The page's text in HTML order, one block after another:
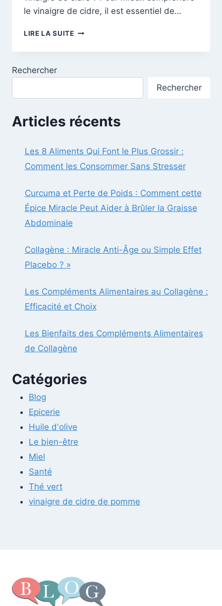
le vinaigre de cidre, il est essentiel de…
LIRE LA SUITELE
DE
BIENFAITS
RÉELS
Rechercher
Rechercher
Articles récents
Les 8 Aliments Qui Font le Plus Grossir :
Comment les Consommer Sans Stresser
Curcuma et Perte de Poids : Comment cette
Épice Miracle Peut Aider à Brûler la Graisse
Abdominale
Collagène : Miracle Anti-Âge ou Simple Effet
Placebo ? »
Les Compléments Alimentaires au Collagène :
Efficacité et Choix
Les Bienfaits des Compléments Alimentaires
de Collagène
Catégories
Blog
Epicerie
Huile d'olive
Le bien-être
Miel
Santé
Thé vert
vinaigre de cidre de pomme